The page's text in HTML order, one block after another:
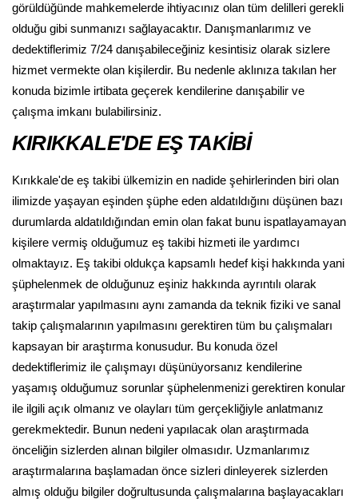
görüldüğünde mahkemelerde ihtiyacınız olan tüm delilleri gerekli
olduğu gibi sunmanızı sağlayacaktır. Danışmanlarımız ve
dedektiflerimiz 7/24 danışabileceğiniz kesintisiz olarak sizlere
hizmet vermekte olan kişilerdir. Bu nedenle aklınıza takılan her
konuda bizimle irtibata geçerek kendilerine danışabilir ve
çalışma imkanı bulabilirsiniz.
KIRIKKALE'DE EŞ TAKİBİ
Kırıkkale'de eş takibi ülkemizin en nadide şehirlerinden biri olan
ilimizde yaşayan eşinden şüphe eden aldatıldığını düşünen bazı
durumlarda aldatıldığından emin olan fakat bunu ispatlayamayan
kişilere vermiş olduğumuz eş takibi hizmeti ile yardımcı
olmaktayız. Eş takibi oldukça kapsamlı hedef kişi hakkında yani
şüphelenmek de olduğunuz eşiniz hakkında ayrıntılı olarak
araştırmalar yapılmasını aynı zamanda da teknik fiziki ve sanal
takip çalışmalarının yapılmasını gerektiren tüm bu çalışmaları
kapsayan bir araştırma konusudur. Bu konuda özel
dedektiflerimiz ile çalışmayı düşünüyorsanız kendilerine
yaşamış olduğumuz sorunlar şüphelenmenizi gerektiren konular
ile ilgili açık olmanız ve olayları tüm gerçekliğiyle anlatmanız
gerekmektedir. Bunun nedeni yapılacak olan araştırmada
önceliğin sizlerden alınan bilgiler olmasıdır. Uzmanlarımız
araştırmalarına başlamadan önce sizleri dinleyerek sizlerden
almış olduğu bilgiler doğrultusunda çalışmalarına başlayacakları